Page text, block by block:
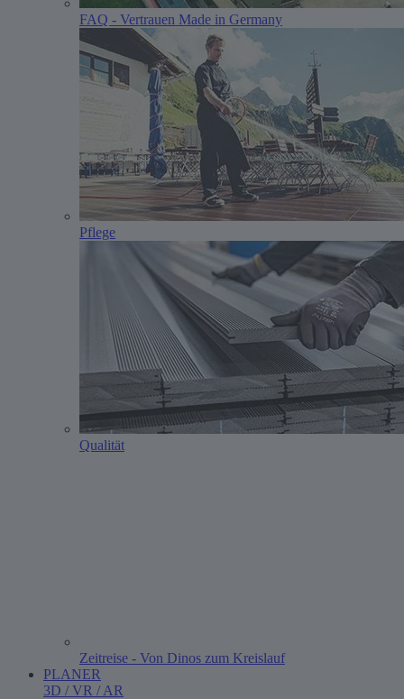
FAQ - Vertrauen Made in Germany
Pflege
Qualität
Zeitreise - Von Dinos zum Kreislauf
PLANER
3D / VR / AR